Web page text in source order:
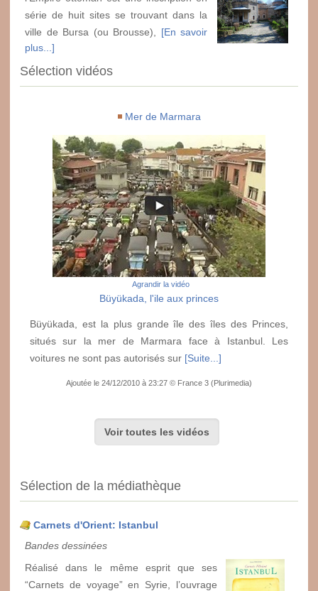
série de huit sites se trouvant dans la
ville de Bursa (ou Brousse), [En savoir
plus...]
Sélection vidéos
Mer de Marmara
Agrandir la vidéo
Büyükada, l'ile aux princes
Büyükada, est la plus grande île des îles des Princes,
situés sur la mer de Marmara face à Istanbul. Les
voitures ne sont pas autorisés sur [Suite...]
Ajoutée le 24/12/2010 à 23:27 © France 3 (Plurimedia)
Voir toutes les vidéos
Sélection de la médiathèque
Carnets d'Orient: Istanbul
Bandes dessinées
Réalisé dans le même esprit que ses
“Carnets de voyage” en Syrie, l’ouvrage